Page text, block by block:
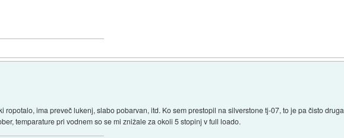
ropotalo, ima preveč lukenj, slabo pobarvan, itd. Ko sem prestopil na silverstone tj-07, to je pa čisto druga
temparature pri vodnem so se mi znižale za okoli 5 stopinj v full loado.